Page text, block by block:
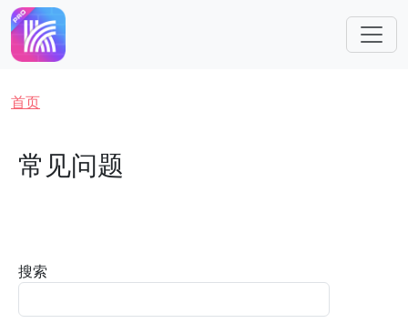
跳转到主要内容
面包屑
首页
常见问题
搜索